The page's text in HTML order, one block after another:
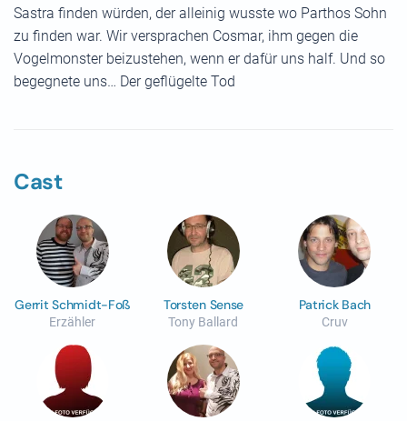
Sastra finden würden, der alleinig wusste wo Parthos Sohn
zu finden war. Wir versprachen Cosmar, ihm gegen die
Vogelmonster beizustehen, wenn er dafür uns half. Und so
begegnete uns… Der geflügelte Tod
Cast
Gerrit Schmidt-Foß
Erzähler
Torsten Sense
Tony Ballard
Patrick Bach
Cruv